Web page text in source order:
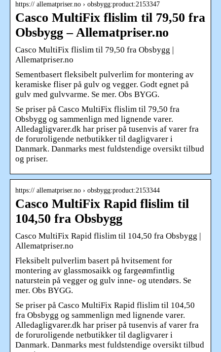
https:// allematpriser.no › obsbygg:product:2153347
Casco MultiFix flislim til 79,50 fra
Obsbygg – Allematpriser.no
Casco MultiFix flislim til 79,50 fra Obsbygg |
Allematpriser.no
Sementbasert fleksibelt pulverlim for montering av
keramiske fliser på gulv og vegger. Godt egnet på
gulv med gulvvarme. Se mer. Obs BYGG.
Se priser på Casco MultiFix flislim til 79,50 fra
Obsbygg og sammenlign med lignende varer.
Alledagligvarer.dk har priser på tusenvis af varer fra
de foruroligende netbutikker til dagligvarer i
Danmark. Danmarks mest fuldstendige oversikt tilbud
og priser.
https:// allematpriser.no › obsbygg:product:2153344
Casco MultiFix Rapid flislim til
104,50 fra Obsbygg
Casco MultiFix Rapid flislim til 104,50 fra Obsbygg |
Allematpriser.no
Fleksibelt pulverlim basert på hvitsement for
montering av glassmosaikk og fargeømfintlig
naturstein på vegger og gulv inne- og utendørs. Se
mer. Obs BYGG.
Se priser på Casco MultiFix Rapid flislim til 104,50
fra Obsbygg og sammenlign med lignende varer.
Alledagligvarer.dk har priser på tusenvis af varer fra
de foruroligende netbutikker til dagligvarer i
Danmark. Danmarks mest fuldstendige oversikt tilbud